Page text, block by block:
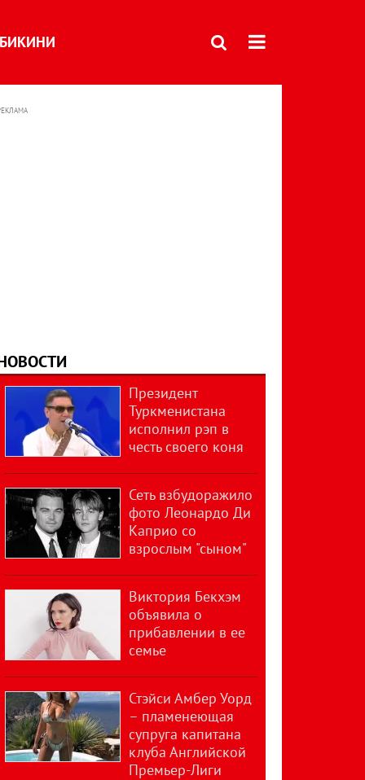
БИКИНИ
Президент
Туркменистана
исполнил рэп в
честь своего коня
Сеть взбудоражило
фото Леонардо Ди
Каприо со
взрослым "сыном"
Виктория Бекхэм
объявила о
прибавлении в ее
семье
Стэйси Амбер Уорд
– пламенеющая
супруга капитана
клуба Английской
Премьер-Лиги